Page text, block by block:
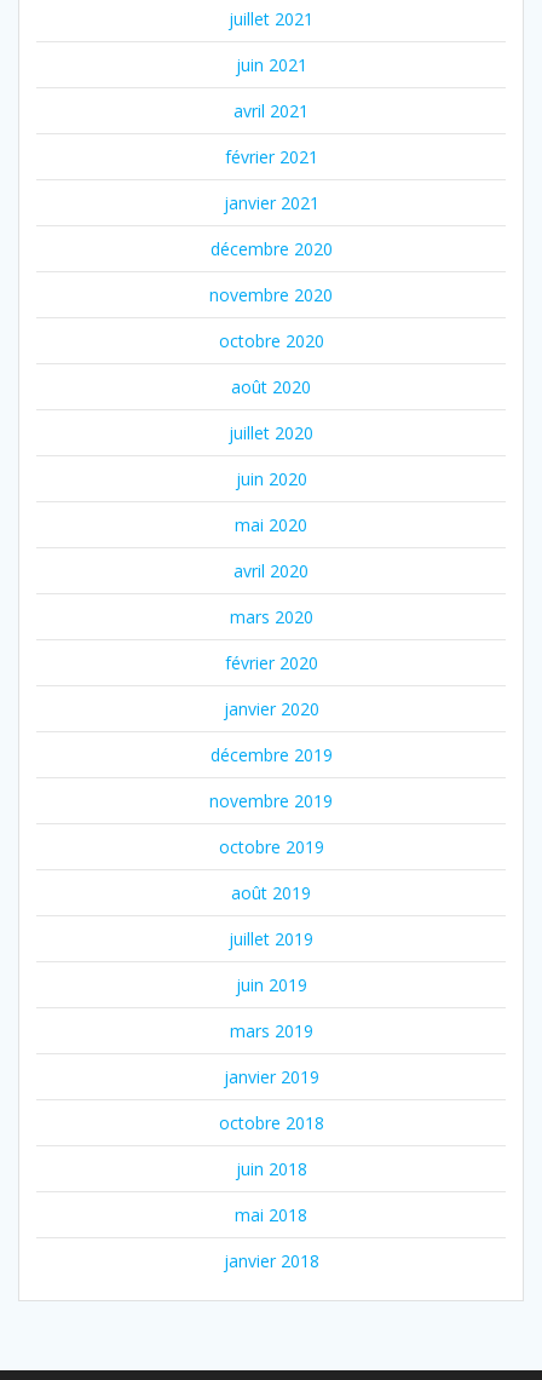
juillet 2021
juin 2021
avril 2021
février 2021
janvier 2021
décembre 2020
novembre 2020
octobre 2020
août 2020
juillet 2020
juin 2020
mai 2020
avril 2020
mars 2020
février 2020
janvier 2020
décembre 2019
novembre 2019
octobre 2019
août 2019
juillet 2019
juin 2019
mars 2019
janvier 2019
octobre 2018
juin 2018
mai 2018
janvier 2018